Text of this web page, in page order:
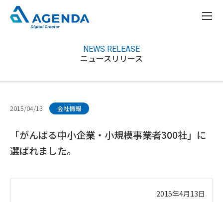
NEWS RELEASE
ニュースリリース
2015/04/13 会社情報
「がんばる中小企業・小規模事業者300社」に
選ばれました。
2015年4月13日